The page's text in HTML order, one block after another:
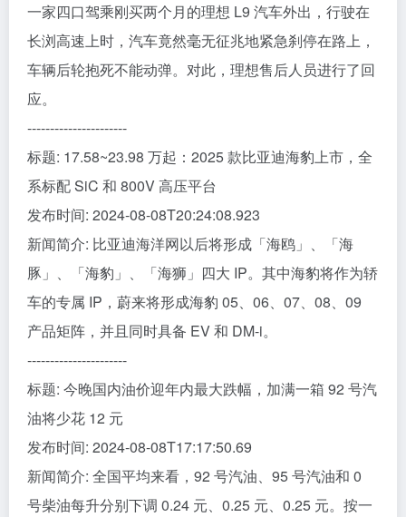
一家四口驾乘刚买两个月的理想 L9 汽车外出，行驶在
长浏高速上时，汽车竟然毫无征兆地紧急刹停在路上，
车辆后轮抱死不能动弹。对此，理想售后人员进行了回
应。
----------------------
标题: 17.58~23.98 万起：2025 款比亚迪海豹上市，全
系标配 SiC 和 800V 高压平台
发布时间: 2024-08-08T20:24:08.923
新闻简介: 比亚迪海洋网以后将形成「海鸥」、「海
豚」、「海豹」、「海狮」四大 IP。其中海豹将作为轿
车的专属 IP，蔚来将形成海豹 05、06、07、08、09
产品矩阵，并且同时具备 EV 和 DM-i。
----------------------
标题: 今晚国内油价迎年内最大跌幅，加满一箱 92 号汽
油将少花 12 元
发布时间: 2024-08-08T17:17:50.69
新闻简介: 全国平均来看，92 号汽油、95 号汽油和 0
号柴油每升分别下调 0.24 元、0.25 元、0.25 元。按一